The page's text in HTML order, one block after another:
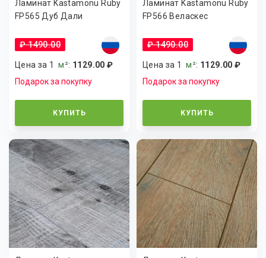
Ламинат Kastamonu Ruby
FP565 Дуб Дали
₽ 1490.00
Цена за 1м²: 1129.00 ₽
Подарок за покупку
КУПИТЬ
Ламинат Kastamonu Ruby
FP566 Веласкес
₽ 1490.00
Цена за 1м²: 1129.00 ₽
Подарок за покупку
КУПИТЬ